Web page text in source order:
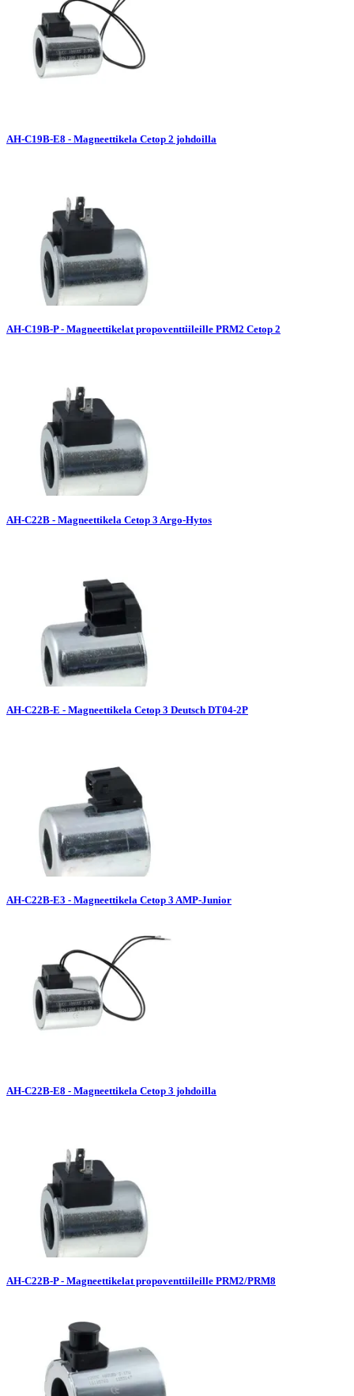
AH-C19B-E8 - Magneettikela Cetop 2 johdoilla
AH-C19B-P - Magneettikelat propoventtiileille PRM2 Cetop 2
AH-C22B - Magneettikela Cetop 3 Argo-Hytos
AH-C22B-E - Magneettikela Cetop 3 Deutsch DT04-2P
AH-C22B-E3 - Magneettikela Cetop 3 AMP-Junior
AH-C22B-E8 - Magneettikela Cetop 3 johdoilla
AH-C22B-P - Magneettikelat propoventtiileille PRM2/PRM8